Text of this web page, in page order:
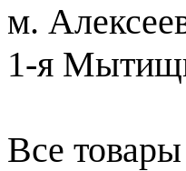
м.
1-я
Все товары